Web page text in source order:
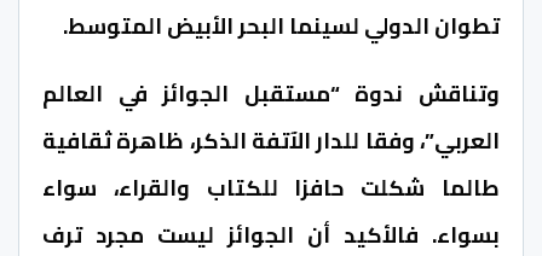
تطوان الدولي لسينما البحر الأبيض المتوسط.
وتناقش ندوة “مستقبل الجوائز في العالم
العربي”، وفقا للدار الآتفة الذكر، ظاهرة ثقافية
طالما شكلت حافزا للكتاب والقراء، سواء
بسواء. فالأكيد أن الجوائز ليست مجرد ترف